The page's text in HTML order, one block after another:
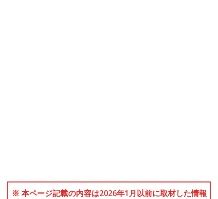
※ 本ページ記載の内容は2026年1月以前に取材した情報